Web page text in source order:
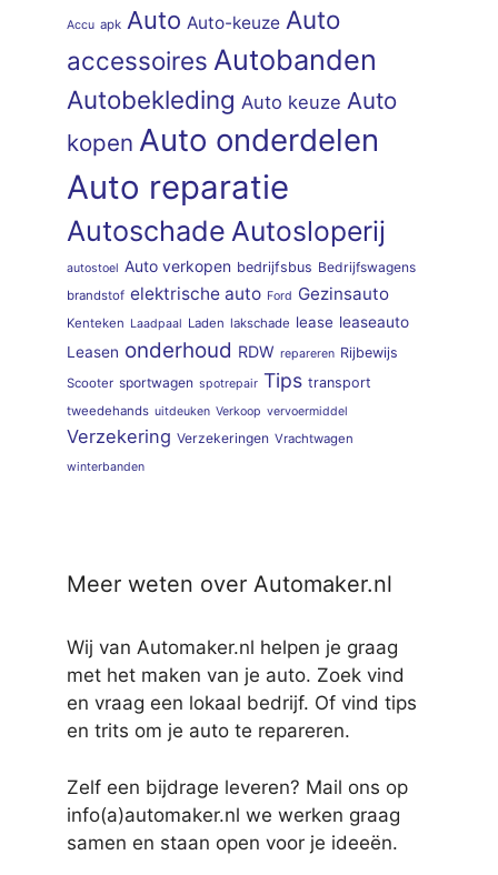
Accu apk Auto Auto-keuze Auto
accessoires Autobanden
Autobekleding Auto keuze Auto
kopen Auto onderdelen
Auto reparatie
Autoschade Autosloperij
autostoel Auto verkopen bedrijfsbus Bedrijfswagens
brandstof elektrische auto Ford Gezinsauto
Kenteken Laadpaal Laden lakschade lease leaseauto
Leasen onderhoud RDW repareren Rijbewijs
Scooter sportwagen spotrepair Tips transport
tweedehands uitdeuken Verkoop vervoermiddel
Verzekering Verzekeringen Vrachtwagen
winterbanden
Meer weten over Automaker.nl
Wij van Automaker.nl helpen je graag
met het maken van je auto. Zoek vind
en vraag een lokaal bedrijf. Of vind tips
en trits om je auto te repareren.
Zelf een bijdrage leveren? Mail ons op
info(a)automaker.nl we werken graag
samen en staan open voor je ideeën.